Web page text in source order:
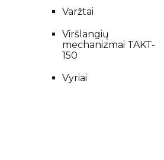
Varžtai
Viršlangių
mechanizmai TAKT-
150
Vyriai